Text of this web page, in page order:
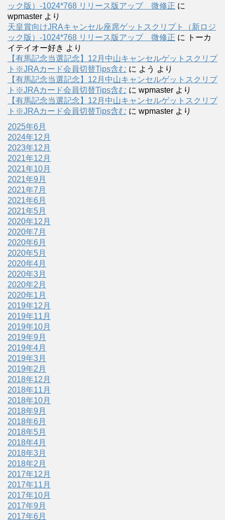
ック版）-1024*768 リリース版アップ 微修正 に
wpmaster より
天皇賞向けJRAキャンセル座席ゲットスクリプト（新ロジ
ック版）-1024*768 リリース版アップ 微修正 に
トーカ
イテイオー好き より
【有馬記念当選記念】12月中山キャンセルゲットスクリプ
ト※JRAカード会員切替Tips含む に よう より
【有馬記念当選記念】12月中山キャンセルゲットスクリプ
ト※JRAカード会員切替Tips含む に wpmaster より
【有馬記念当選記念】12月中山キャンセルゲットスクリプ
ト※JRAカード会員切替Tips含む に wpmaster より
2025年6月
2024年12月
2023年12月
2021年12月
2021年10月
2021年9月
2021年7月
2021年6月
2021年5月
2020年12月
2020年7月
2020年6月
2020年5月
2020年4月
2020年3月
2020年2月
2020年1月
2019年12月
2019年11月
2019年10月
2019年9月
2019年4月
2019年3月
2019年2月
2018年12月
2018年11月
2018年10月
2018年9月
2018年6月
2018年5月
2018年4月
2018年3月
2018年2月
2017年12月
2017年11月
2017年10月
2017年9月
2017年6月